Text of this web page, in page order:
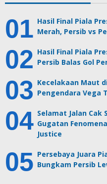
Hasil Final Piala
Merah, Persib vs
Hasil Final Piala
Persib Balas Gol
Kecelakaan Maut
Pengendara Vega
Selamat Jalan Cak
Gugatan
Justice
Persebaya Juara
Bungkam Persib